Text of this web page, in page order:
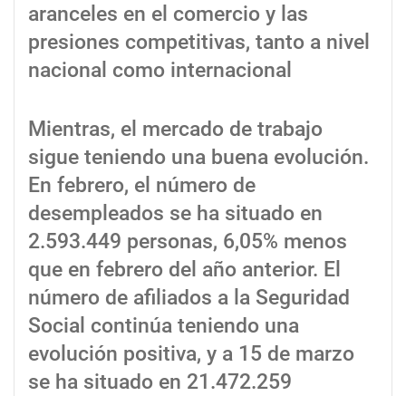
aranceles en el comercio y las
presiones competitivas, tanto a nivel
nacional como internacional
Mientras, el mercado de trabajo
sigue teniendo una buena evolución.
En febrero, el número de
desempleados se ha situado en
2.593.449 personas, 6,05% menos
que en febrero del año anterior. El
número de afiliados a la Seguridad
Social continúa teniendo una
evolución positiva, y a 15 de marzo
se ha situado en 21.472.259